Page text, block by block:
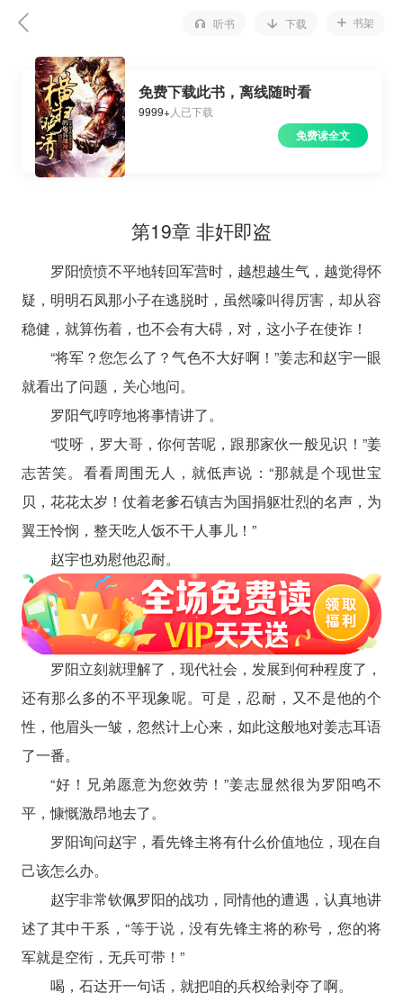
听书 下载 书架
免费下载此书，离线随时看
9999+人已下载
免费读全文
第19章 非奸即盗
罗阳愤愤不平地转回军营时，越想越生气，越觉得怀
疑，明明石凤那小子在逃脱时，虽然嚎叫得厉害，却从容
稳健，就算伤着，也不会有大碍，对，这小子在使诈！
“将军？您怎么了？气色不大好啊！”姜志和赵宇一眼
就看出了问题，关心地问。
罗阳气哼哼地将事情讲了。
“哎呀，罗大哥，你何苦呢，跟那家伙一般见识！”姜
志苦笑。看看周围无人，就低声说：“那就是个现世宝
贝，花花太岁！仗着老爹石镇吉为国捐躯壮烈的名声，为
翼王怜悯，整天吃人饭不干人事儿！”
赵宇也劝慰他忍耐。
罗阳立刻就理解了，现代社会，发展到何种程度了，
还有那么多的不平现象呢。可是，忍耐，又不是他的个
性，他眉头一皱，忽然计上心来，如此这般地对姜志耳语
了一番。
“好！兄弟愿意为您效劳！”姜志显然很为罗阳鸣不
平，慷慨激昂地去了。
罗阳询问赵宇，看先锋主将有什么价值地位，现在自
己该怎么办。
赵宇非常钦佩罗阳的战功，同情他的遭遇，认真地讲
述了其中干系，“等于说，没有先锋主将的称号，您的将
军就是空衔，无兵可带！”
喝，石达开一句话，就把咱的兵权给剥夺了啊。